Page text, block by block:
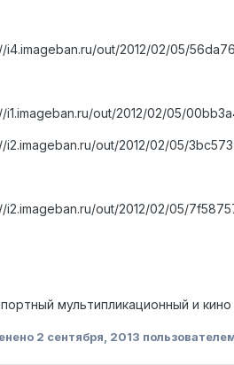
i4.imageban.ru/out/2012/02/05/
i1.imageban.ru/out/2012/02/05/
i2.imageban.ru/out/2012/02/05/
i2.imageban.ru/out/2012/02/05/
мультипликационный и
2 сентября, 2013